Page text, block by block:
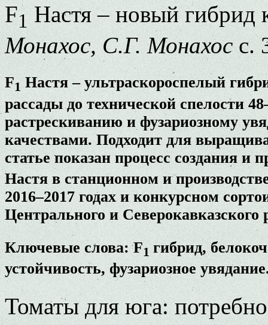
F1Настя – новый гибрид
Монахос, С.Г. Монахосс.
F1Настя – ультраскороспелый
рассады до технической спелости
растрескиванию и фузариозному
качествами. Подходит для
статье показан процесс создания
Настя в станционном и
2016–2017 годах и конкурсном
Центрального и Северокавказского
Ключевые слова: F1гибрид,
устойчивость, фузариозное
Томаты для юга: